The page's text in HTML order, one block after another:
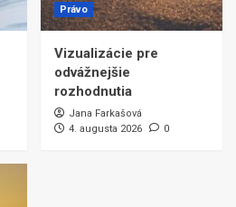
Právo
Vizualizácie pre
odvážnejšie
rozhodnutia
Jana Farkašová
4. augusta 2026
0